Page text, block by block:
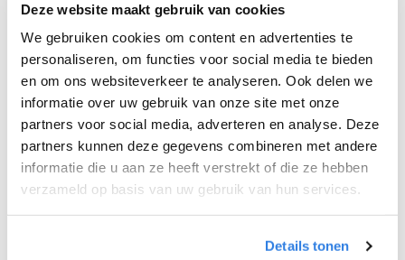
Deze website maakt gebruik van cookies
We gebruiken cookies om content en advertenties te
personaliseren, om functies voor social media te bieden
en om ons websiteverkeer te analyseren. Ook delen we
informatie over uw gebruik van onze site met onze
partners voor social media, adverteren en analyse. Deze
partners kunnen deze gegevens combineren met andere
informatie die u aan ze heeft verstrekt of die ze hebben
verzameld op basis van uw gebruik van hun services.
Details tonen
website vankrantenbezorgen.nl. Daar kun je je
eenvoudig aanmelden om de krant te bezorgen in
Sint Oedenrode.
We hopen dat je snel aan de slag kunt en wensen
je veel succes! 🚴‍♂️💨